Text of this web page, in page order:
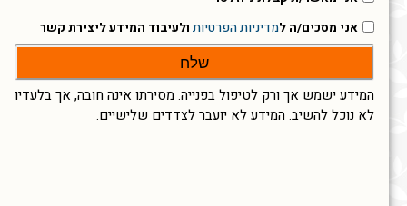
אני מסכים/ה למדיניות הפרטיות ולעיבוד המידע ליצירת קשר
שלח
המידע ישמש אך ורק לטיפול בפנייה. מסירתו אינה חובה, אך בלעדיו
לא נוכל להשיב. המידע לא יועבר לצדדים שלישיים.